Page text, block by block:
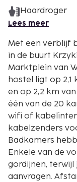
Haardroger
Lees meer
Met een verblijf
in de buurt
Marktplein van
hostel ligt op 2,1
en op 2,2 km
één van de 20
wifi of
kabelzenders
Badkamers
Enkele van de
gordijnen,
aanvragen.